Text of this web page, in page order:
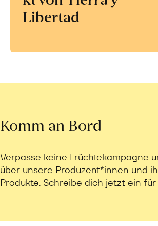
Libertad
Komm an Bord
Verpasse keine Früchtekampagne
über unsere Produzent*innen und
Produkte. Schreibe dich jetzt ein